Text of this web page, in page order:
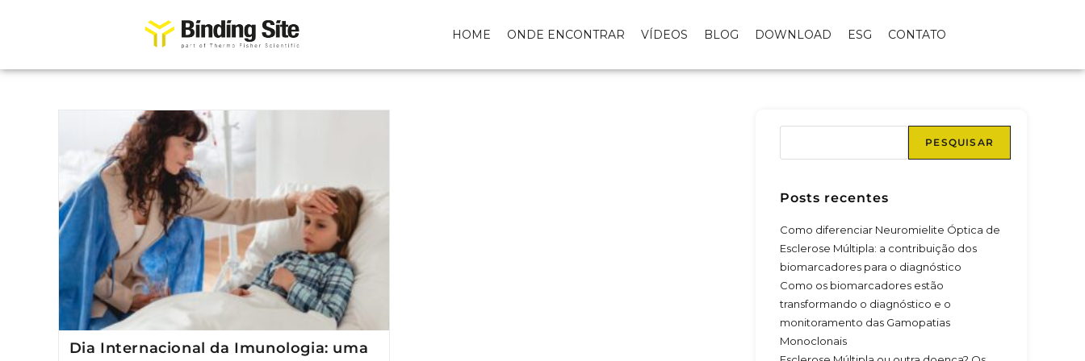
HOME ONDE ENCONTRAR VÍDEOS BLOG DOWNLOAD ESG CONTATO
Dia Internacional da Imunologia: uma
PESQUISAR
Posts recentes
Como diferenciar Neuromielite Óptica de
Esclerose Múltipla: a contribuição dos
biomarcadores para o diagnóstico
Como os biomarcadores estão
transformando o diagnóstico e o
monitoramento das Gamopatias
Monoclonais